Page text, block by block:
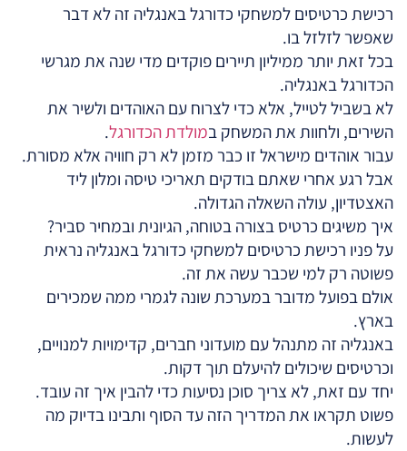
רכישת כרטיסים למשחקי כדורגל באנגליה זה לא דבר
שאפשר לזלזל בו.
בכל זאת יותר ממיליון תיירים פוקדים מדי שנה את מגרשי
הכדורגל באנגליה.
לא בשביל לטייל, אלא כדי לצרוח עם האוהדים ולשיר את
השירים, ולחוות את המשחק במולדת הכדורגל.
עבור אוהדים מישראל זו כבר מזמן לא רק חוויה אלא מסורת.
אבל רגע אחרי שאתם בודקים תאריכי טיסה ומלון ליד
האצטדיון, עולה השאלה הגדולה.
איך משיגים כרטיס בצורה בטוחה, הגיונית ובמחיר סביר?
על פניו רכישת כרטיסים למשחקי כדורגל באנגליה נראית
פשוטה רק למי שכבר עשה את זה.
אולם בפועל מדובר במערכת שונה לגמרי ממה שמכירים
בארץ.
באנגליה זה מתנהל עם מועדוני חברים, קדימויות למנויים,
וכרטיסים שיכולים להיעלם תוך דקות.
יחד עם זאת, לא צריך סוכן נסיעות כדי להבין איך זה עובד.
פשוט תקראו את המדריך הזה עד הסוף ותבינו בדיוק מה
לעשות.